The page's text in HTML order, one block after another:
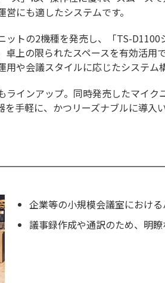
にも適したシステムです。
トの2機種を発売し、「TS-
上の限られたスペースを有効活
や会議スタイルに応じたシステム
ラインアップ。同時発売したマイ
手軽に、かつリーズナブルに導入い
企業等の小規模会議室におけ
議事録作成や通訳のため、明